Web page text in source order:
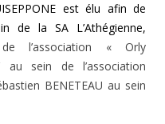
est élu afin de
de la SA L’Athégienne,
de l’association « Orly
au sein de l’association
BENETEAU au sein